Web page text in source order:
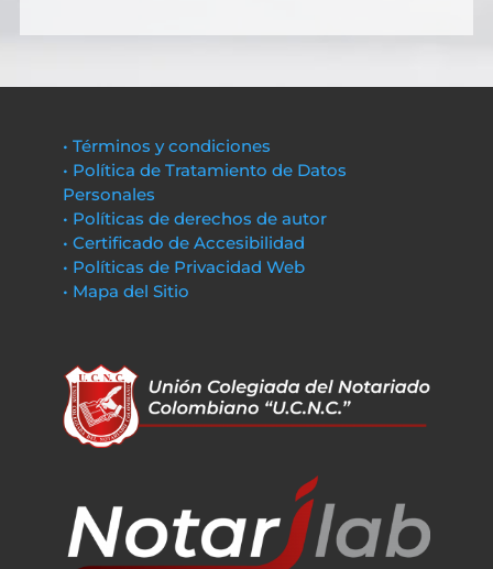
• Términos y condiciones
• Política de Tratamiento de Datos
Personales
• Políticas de derechos de autor
• Certificado de Accesibilidad
• Políticas de Privacidad Web
• Mapa del Sitio